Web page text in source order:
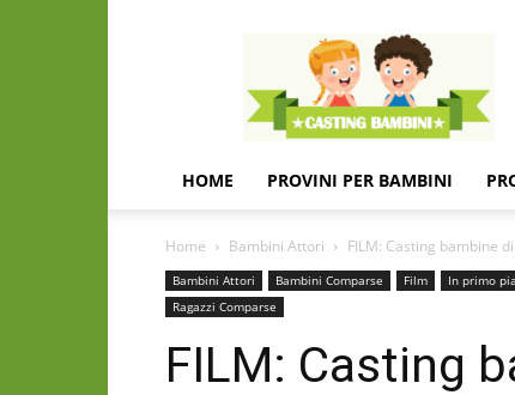
Casting
e
provini
per
bambini
e
HOME PROVINI PER BAMBINI
Home Bambini Attori FILM: Casting bambine
Bambini Attori Bambini Comparse Film In primo
Ragazzi Comparse
FILM: Casting